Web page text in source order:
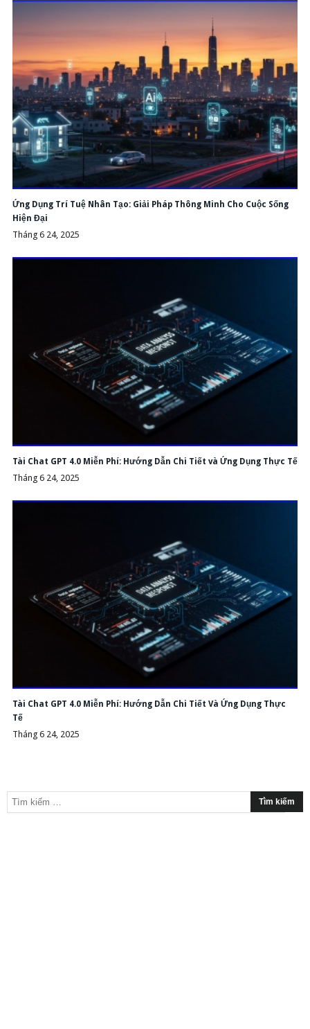
Ứng Dụng Trí Tuệ Nhân Tạo: Giải Pháp Thông Minh Cho Cuộc Sống
Hiện Đại
Tháng 6 24, 2025
Tài Chat GPT 4.0 Miễn Phí: Hướng Dẫn Chi Tiết và Ứng Dụng Thực Tế
Tháng 6 24, 2025
Tài Chat GPT 4.0 Miễn Phí: Hướng Dẫn Chi Tiết Và Ứng Dụng Thực
Tế
Tháng 6 24, 2025